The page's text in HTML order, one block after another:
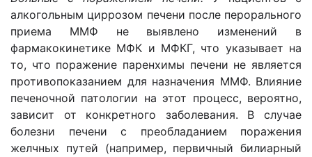
алкогольным циррозом печени после перорального
приема ММФ не выявлено изменений в
фармакокинетике МФК и МФКГ, что указывает на
то, что поражение паренхимы печени не является
противопоказанием для назначения ММФ. Влияние
печеночной патологии на этот процесс, вероятно,
зависит от конкретного заболевания. В случае
болезни печени с преобладанием поражения
желчных путей (например, первичный билиарный